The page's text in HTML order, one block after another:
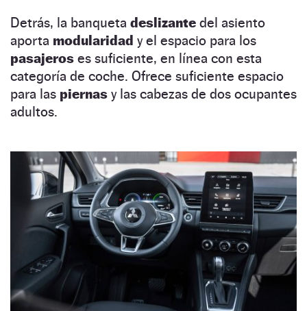
Detrás, la banqueta deslizante del asiento
aporta modularidad y el espacio para los
pasajeros es suficiente, en línea con esta
categoría de coche. Ofrece suficiente espacio
para las piernas y las cabezas de dos ocupantes
adultos.